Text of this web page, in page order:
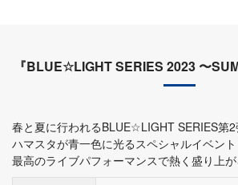
『BLUE☆LIGHT SERIES 2023 〜
春と夏に行われるBLUE☆LIGHT SERIES第2
ハマスタが青一色に光るスペシャルイベント
最高のライブパフォーマンスで熱く盛り上が